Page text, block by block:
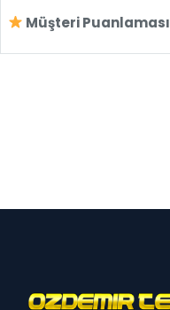
Müşteri Puanlaması